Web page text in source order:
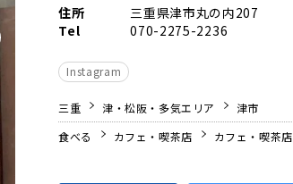
住所
三重県津市丸の内207
Tel
070-2275-2236
Instagram
三重 津・松阪・多気エリア
津市
食べる
カフェ・喫茶店 カフェ・喫茶店